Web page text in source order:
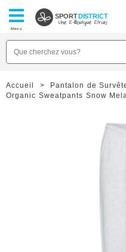
Menu
SPORTDISTRICT
Accueil >
Pantalon de
Organic Sweatpants Snow